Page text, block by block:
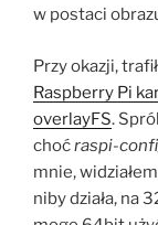
w postaci
Przy okazji,
Raspberry Pi
overlayFS.
choćraspi-
mnie,
niby działa, na